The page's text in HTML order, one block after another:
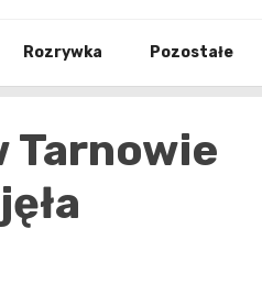
Rozrywka Pozostałe
Tarnowie